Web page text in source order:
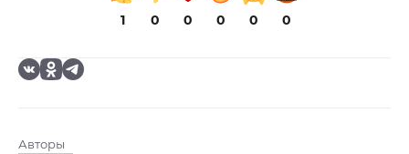
1 0 0 0 0 0
Авторы